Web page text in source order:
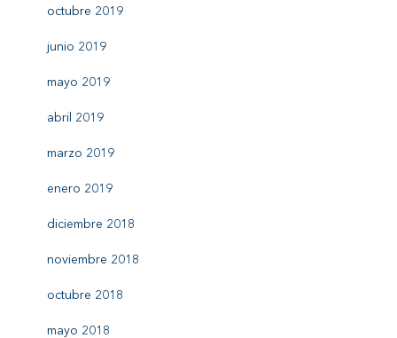
octubre 2019
junio 2019
mayo 2019
abril 2019
marzo 2019
enero 2019
diciembre 2018
noviembre 2018
octubre 2018
mayo 2018